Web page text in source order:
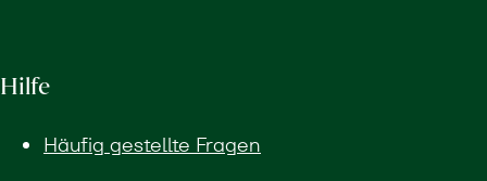
Hilfe
Häufig gestellte Fragen